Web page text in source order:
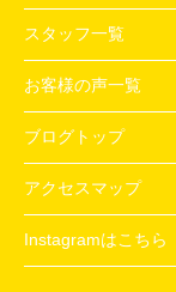
スタッフ一覧
お客様の声一覧
ブログトップ
アクセスマップ
Instagramはこちら